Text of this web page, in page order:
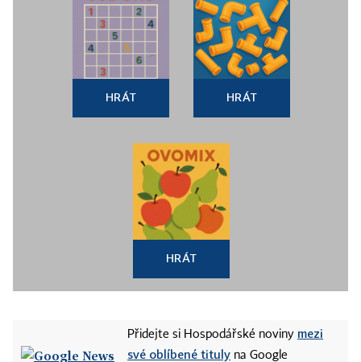
HRÁT HRÁT
HRÁT
Přidejte si Hospodářské noviny mezi
své oblíbené tituly na Google